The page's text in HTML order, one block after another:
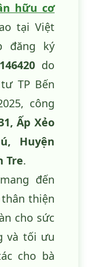
hữu cơ
tại Việt
đăng ký
do
TP Bến
công
Ấp Xẻo
Huyện
Tre.
đến
thiện
cho sức
và tối ưu
cho bà